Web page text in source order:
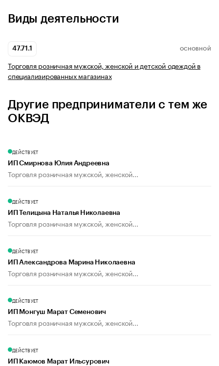
Виды деятельности
47.71.1 ОСНОВНОЙ
Торговля розничная мужской, женской и детской одеждой в
специализированных магазинах
Другие предприниматели с тем же
ОКВЭД
ДЕЙСТВУЕТ
ИП Смирнова Юлия Андреевна
Торговля розничная мужской, женской...
ДЕЙСТВУЕТ
ИП Телицына Наталья Николаевна
Торговля розничная мужской, женской...
ДЕЙСТВУЕТ
ИП Александрова Марина Николаевна
Торговля розничная мужской, женской...
ДЕЙСТВУЕТ
ИП Монгуш Марат Семенович
Торговля розничная мужской, женской...
ДЕЙСТВУЕТ
ИП Каюмов Марат Ильсурович